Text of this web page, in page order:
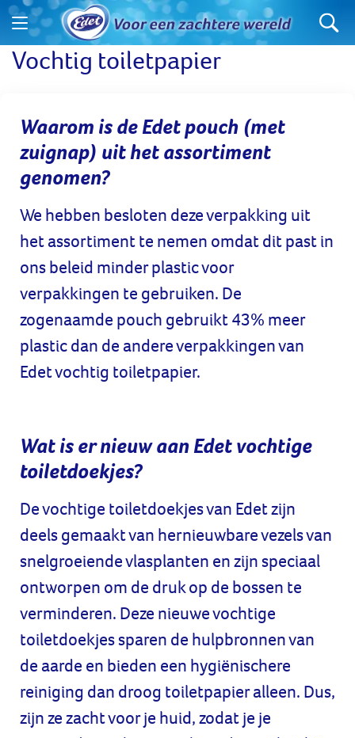
Vochtig toiletpapier
Waarom is de Edet pouch (met
zuignap) uit het assortiment
genomen?
We hebben besloten deze verpakking uit
het assortiment te nemen omdat dit past in
ons beleid minder plastic voor
verpakkingen te gebruiken. De
zogenaamde pouch gebruikt 43% meer
plastic dan de andere verpakkingen van
Edet vochtig toiletpapier.
Wat is er nieuw aan Edet vochtige
toiletdoekjes?
De vochtige toiletdoekjes van Edet zijn
deels gemaakt van hernieuwbare vezels van
snelgroeiende vlasplanten en zijn speciaal
ontworpen om de druk op de bossen te
verminderen. Deze nieuwe vochtige
toiletdoekjes sparen de hulpbronnen van
de aarde en bieden een hygiënischere
reiniging dan droog toiletpapier alleen. Dus,
zijn ze zacht voor je huid, zodat je je